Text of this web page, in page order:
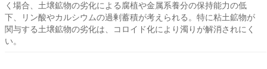
く場合、土壌鉱物の劣化による腐植や金属系養分の保持能力の低
下、リン酸やカルシウムの過剰蓄積が考えられる。特に粘土鉱物が
関与する土壌鉱物の劣化は、コロイド化により濁りが解消されにく
い。